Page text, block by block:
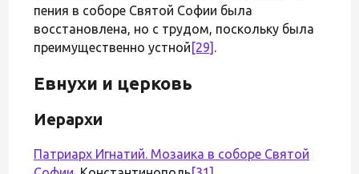
пения в соборе Святой Софии была
восстановлена, но с трудом, поскольку была
преимущественно устной [29] .
Евнухи и церковь
Иерархи
Патриарх Игнатий. Мозаика в соборе Святой